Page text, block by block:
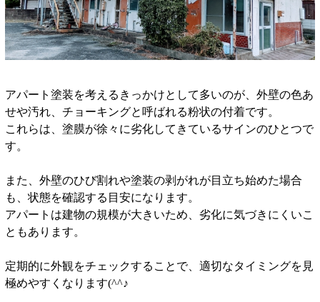
アパート塗装を考えるきっかけとして多いのが、外壁の色あ
せや汚れ、チョーキングと呼ばれる粉状の付着です。
これらは、塗膜が徐々に劣化してきているサインのひとつで
す。
また、外壁のひび割れや塗装の剥がれが目立ち始めた場合
も、状態を確認する目安になります。
アパートは建物の規模が大きいため、劣化に気づきにくいこ
ともあります。
定期的に外観をチェックすることで、適切なタイミングを見
極めやすくなります(^^♪